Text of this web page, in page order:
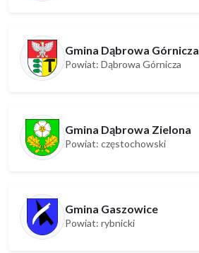
Gmina Dąbrowa Górnicza
Powiat: Dąbrowa Górnicza
Gmina Dąbrowa Zielona
Powiat: częstochowski
Gmina Gaszowice
Powiat: rybnicki